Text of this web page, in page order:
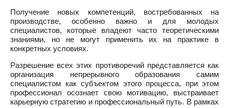
Получение новых компетенций, востребованных на
производстве, особенно важно и для молодых
специалистов, которые владеют часто теоретическими
знаниями, но не могут применить их на практике в
конкретных условиях.
Разрешение всех этих противоречий представляется как
организация непрерывного образования самим
специалистом как субъектом этого процесса, при этом
профессионал осознает свою мотивацию, выстраивает
карьерную стратегию и профессиональный путь. В рамках